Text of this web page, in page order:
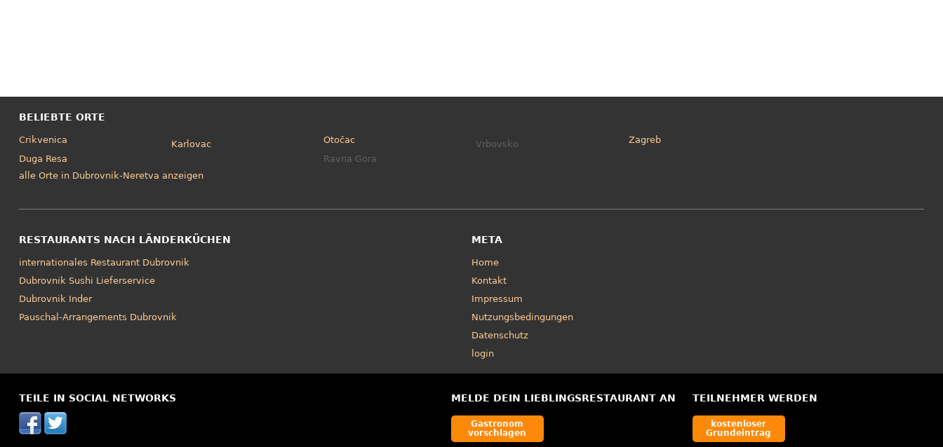
BELIEBTE ORTE
Crikvenica
Duga Resa
Karlovac
Otočac
Ravna Gora
Vrbovsko Zagreb
alle Orte in Dubrovnik-Neretva anzeigen
RESTAURANTS NACH LÄNDERKÜCHEN
internationales Restaurant Dubrovnik
Dubrovnik Sushi Lieferservice
Dubrovnik Inder
Pauschal-Arrangements Dubrovnik
META
Home
Kontakt
Impressum
Nutzungsbedingungen
Datenschutz
login
TEILE IN SOCIAL NETWORKS MELDE DEIN LIEBLINGSRESTAURANT AN
Gastronom
vorschlagen
TEILNEHMER WERDEN
kostenloser
Grundeintrag